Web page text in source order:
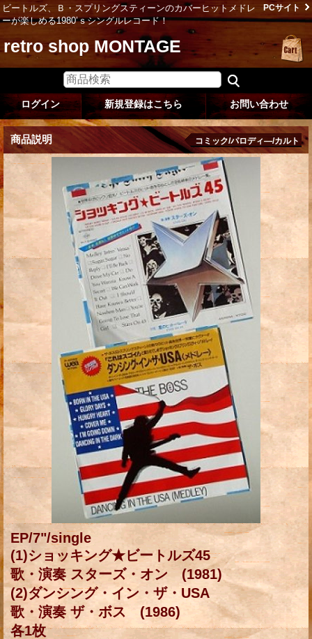
ビートルズ、Ｂ・スプリングスティーンのカバーヒットメドレ
ーが楽しめる1980’ｓシングルレコード！
PCサイト
retro shop MONTAGE
ログイン 新規登録はこちら お問い合わせ
商品説明 コミック/パロディ―/カルト
EP/7"/single
(1)ショッキング★ビートルズ45
歌・演奏 スターズ・オン (1981)
(2)ダンシング・イン・ザ・USA
歌・演奏 ザ・ボス (1986)
各1枚